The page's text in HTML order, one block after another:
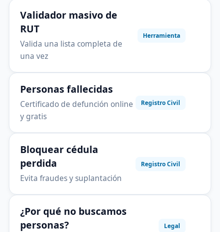
Validador masivo de
RUT
Valida una lista completa de
una vez
Herramienta
Personas fallecidas
Certificado de defunción online
y gratis
Registro Civil
Bloquear cédula
perdida
Evita fraudes y suplantación
Registro Civil
¿Por qué no buscamos
personas?
Legal